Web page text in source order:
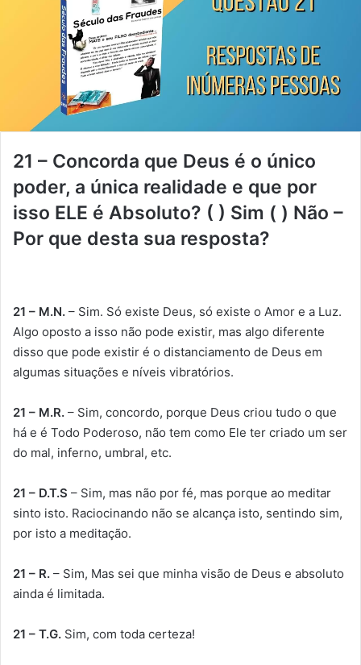
21 – Concorda que Deus é o único
poder, a única realidade e que por
isso ELE é Absoluto? ( ) Sim ( ) Não –
Por que desta sua resposta?
21 – M.N. – Sim. Só existe Deus, só existe o Amor e a Luz.
Algo oposto a isso não pode existir, mas algo diferente
disso que pode existir é o distanciamento de Deus em
algumas situações e níveis vibratórios.
21 – M.R. – Sim, concordo, porque Deus criou tudo o que
há e é Todo Poderoso, não tem como Ele ter criado um ser
do mal, inferno, umbral, etc.
21 – D.T.S – Sim, mas não por fé, mas porque ao meditar
sinto isto. Raciocinando não se alcança isto, sentindo sim,
por isto a meditação.
21 – R. – Sim, Mas sei que minha visão de Deus e absoluto
ainda é limitada.
21 – T.G. Sim, com toda certeza!